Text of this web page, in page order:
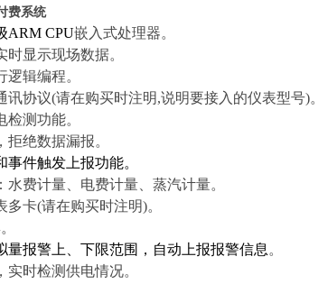
费系统
ARM CPU嵌入式处理器。
显示现场数据。
辑编程。
讯协议(请在购买时注明,说明要接入的仪表型号)。
测功能。
绝数据漏报。
件触发上报功能。
费计量、电费计量、蒸汽计量。
多卡(请在购买时注明)。
量报警上、下限范围，自动上报报警信息 。
时检测供电情况。